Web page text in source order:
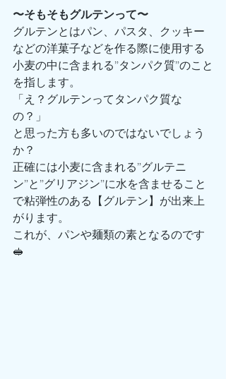
〜そもそもグルテンって〜
グルテンとはパン、パスタ、クッキー
などの洋菓子などを作る際に使用する
小麦の中に含まれる”タンパク質”のこと
を指します。
「え？グルテンってタンパク質な
の？」
と思った方も多いのではないでしょう
か？
正確には小麦に含まれる”グルテニ
ン”と”グリアジン”に水を含ませること
で粘弾性のある【グルテン】が出来上
がります。
これが、パンや麺類の素となるのです
🥪